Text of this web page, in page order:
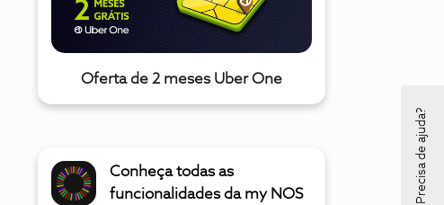
Oferta de 2 meses Uber One
Conheça todas as
funcionalidades da my NOS
Precisa de ajuda?